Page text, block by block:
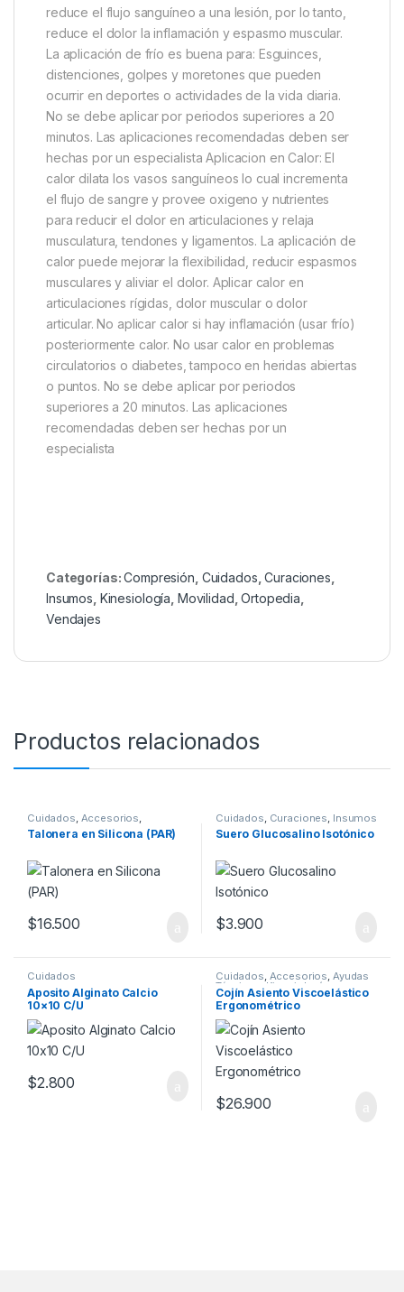
reduce el flujo sanguíneo a una lesión, por lo tanto,
reduce el dolor la inflamación y espasmo muscular.
La aplicación de frío es buena para: Esguinces,
distenciones, golpes y moretones que pueden
ocurrir en deportes o actividades de la vida diaria.
No se debe aplicar por periodos superiores a 20
minutos. Las aplicaciones recomendadas deben ser
hechas por un especialista Aplicacion en Calor: El
calor dilata los vasos sanguíneos lo cual incrementa
el flujo de sangre y provee oxigeno y nutrientes
para reducir el dolor en articulaciones y relaja
musculatura, tendones y ligamentos. La aplicación de
calor puede mejorar la flexibilidad, reducir espasmos
musculares y aliviar el dolor. Aplicar calor en
articulaciones rígidas, dolor muscular o dolor
articular. No aplicar calor si hay inflamación (usar frío)
posteriormente calor. No usar calor en problemas
circulatorios o diabetes, tampoco en heridas abiertas
o puntos. No se debe aplicar por periodos
superiores a 20 minutos. Las aplicaciones
recomendadas deben ser hechas por un
especialista
Categorías:Compresión Cuidados ,Curaciones
Insumos Kinesiología Movilidad ,Ortopedia
Vendajes
Productos relacionados
Cuidados Accesorios
Ortopedia, Pies
Talonera en Silicona (PAR)
$16.500
Cuidados Curaciones Insumos
Suero Glucosalino Isotónico
$3.900
Cuidados
Aposito Alginato Calcio
10×10 C/U
$2.800
Cuidados, Accesorios, Ayudas
Técnicas , Kinesiología
Movilidad,Ortopedia,
Rehabilitación
Cojín Asiento Viscoelástico
Ergonométrico
$26.900